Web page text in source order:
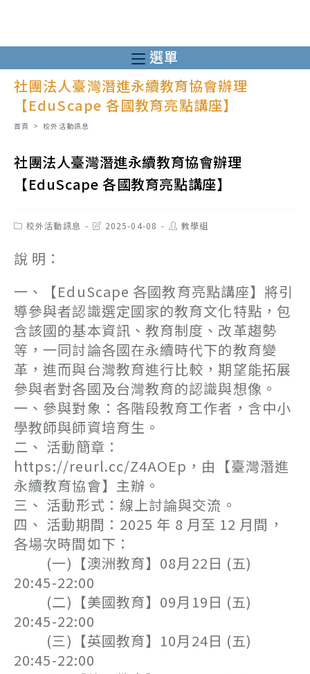
至
主
要
選單
社團法人臺灣潛進永續教育協會辦理
【EduScape 各國教育亮點講座】
首頁 > 校外活動訊息
社團法人臺灣潛進永續教育協會辦理
【EduScape 各國教育亮點講座】
Post校外活動訊息
Post2025-04-08
Post教學組
說 明：
一、【EduScape 各國教育亮點講座】將引
導參與者認識選定國家的教育文化特點，包
含該國的基本資訊、教育制度、改革趨勢
等，一同討論各國在永續時代下的教育變
革，進而與台灣教育進行比較，期望能拓展
參與者對各國及台灣教育的認識與想像。
一、參與對象：各階段教育工作者，含中小
學教師與師資培育生。
二、 活動簡章：
https://reurl.cc/Z4AOEp，由【臺灣潛進
永續教育協會】主辦。
三、 活動形式：線上討論與交流。
四、 活動期間：2025 年 8 月至 12 月間，
各場次時間如下：
(一)【澳洲教育】08月22日 (五)
20:45-22:00
(二)【美國教育】09月19日 (五)
20:45-22:00
(三)【英國教育】10月24日 (五)
20:45-22:00